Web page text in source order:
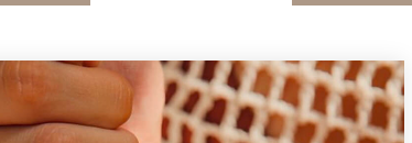
tot
€ 78,00